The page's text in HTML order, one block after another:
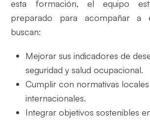
esta formación, el equipo
preparado para acompañar a
buscan:
Mejorar sus indicadores de
seguridad y salud ocupacional.
Cumplir con normativas
internacionales.
Integrar objetivos sostenibles